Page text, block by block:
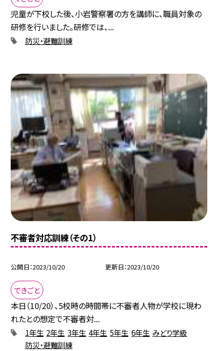
児童が下校した後、小岩警察署の方を講師に、職員対象の
研修を行いました。研修では、...
防災・避難訓練
不審者対応訓練（その1）
公開日 2023/10/20 更新日 2023/10/20
できごと
本日（10/20）、5校時の時間帯に不審者人物が学校に現わ
れたとの想定で不審者対...
1年生 2年生 3年生 4年生 5年生 6年生 みどり学級
防災・避難訓練